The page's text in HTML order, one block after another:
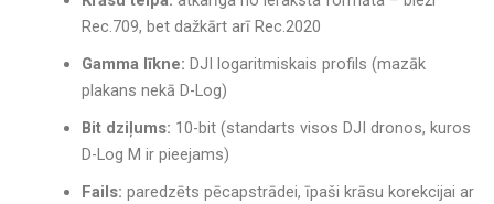
Rec.709, bet dažkārt arī Rec.2020
Gamma līkne: DJI logaritmiskais profils (mazāk
plakans nekā D-Log)
Bit dziļums: 10-bit (standarts visos DJI dronos, kuros
D-Log M ir pieejams)
Fails: paredzēts pēcapstrādei, īpaši krāsu korekcijai ar